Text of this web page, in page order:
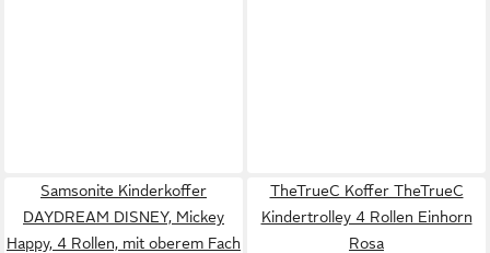
Samsonite Kinderkoffer
DAYDREAM DISNEY, Mickey
Happy, 4 Rollen, mit oberem Fach
TheTrueC Koffer TheTrueC
Kindertrolley 4 Rollen Einhorn
Rosa